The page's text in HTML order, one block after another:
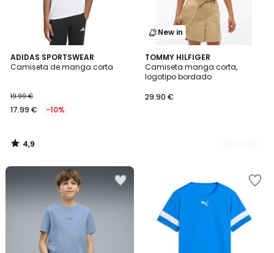
ADIDAS SPORTSWEAR
Camiseta de manga corta
19.99 €
17.99 € -10%
4,9
/ 5
4,9
/
New in
TOMMY HILFIGER
Camiseta manga corta,
logotipo bordado
29.90 €
2
Colores